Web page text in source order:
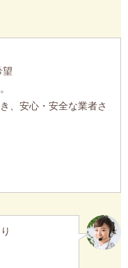
望
、安心・安全な業者さ